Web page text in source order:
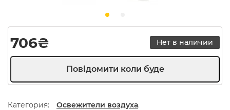
706₴ Нет в наличии
Категория: Освежители воздуха.